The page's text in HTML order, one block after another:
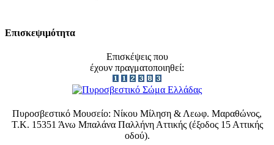
Επισκεψιμότητα
Επισκέψεις που
έχουν πραγματοποιηθεί:
Πυροσβεστικό Μουσείο: Νίκου Μίληση & Λεωφ. Μαραθώνος,
Τ.Κ. 15351 Άνω Μπαλάνα Παλλήνη Αττικής (έξοδος 15 Αττικής
οδού).